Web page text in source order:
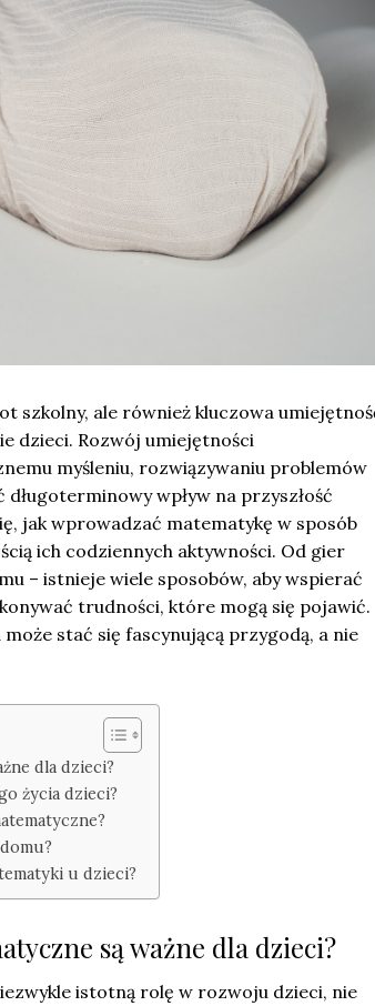
szkolny, ale również kluczowa
dzieci. Rozwój umiejętności
myśleniu, rozwiązywaniu problemów
wpływ na przyszłość
jak wprowadzać matematykę w sposób
ich codziennych aktywności. Od gier
– istnieje wiele sposobów, aby wspierać
trudności, które mogą się pojawić.
stać się fascynującą przygodą, a nie
dla dzieci?
życia dzieci?
u dzieci?
są ważne dla dzieci?
istotną rolę w rozwoju dzieci, nie